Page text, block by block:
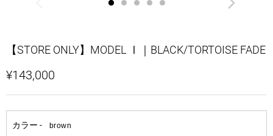
【STORE ONLY】MODEL Ⅰ｜BLACK/TORTOISE FADE
¥143,000